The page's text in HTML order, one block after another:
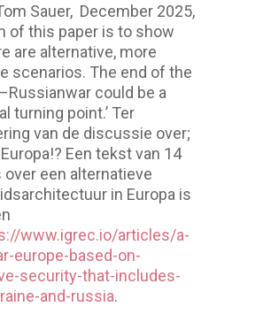
Sauer, December 2025,
of this paper is to show
are alternative, more
scenarios. The end of the
could be a
turning point.’ Ter
van de discussie over;
Een tekst van 14
over een alternatieve
in Europa is
www.igrec.io/articles/a-
europe-based-on-
security-that-includes-
and-russia.